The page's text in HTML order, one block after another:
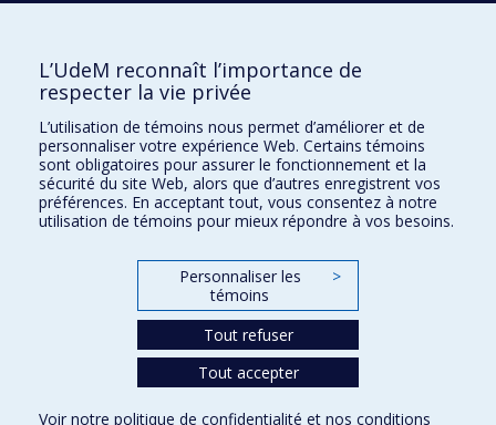
Kinésiologie et des sciences de l’activité physique
Orthophonie et audiologie
Réadaptation
Directions
DPC
CPASS
L’UdeM reconnaît l’importance de
respecter la vie privée
L’utilisation de témoins nous permet d’améliorer et de
personnaliser votre expérience Web. Certains témoins
sont obligatoires pour assurer le fonctionnement et la
sécurité du site Web, alors que d’autres enregistrent vos
préférences. En acceptant tout, vous consentez à notre
utilisation de témoins pour mieux répondre à vos besoins.
Personnaliser les
témoins
>
Tout refuser
Tout accepter
Voir notre politique de confidentialité et nos conditions